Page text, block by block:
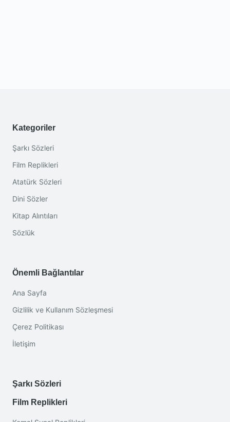
Kategoriler
Şarkı Sözleri
Film Replikleri
Atatürk Sözleri
Dini Sözler
Kitap Alıntıları
Sözlük
Önemli Bağlantılar
Ana Sayfa
Gizlilik ve Kullanım Sözleşmesi
Çerez Politikası
İletişim
Şarkı Sözleri
Film Replikleri